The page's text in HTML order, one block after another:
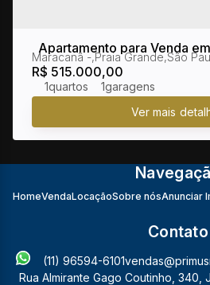
Apartamento para Venda
no bairro
R$ 515.000,00
Maracanã ,Praia Grande,São
1 1
HomeVendaLocaçãoSobre nósAnunciar
Contato
(11) 96594-6101
Rua Almirante Gago Coutinho 340